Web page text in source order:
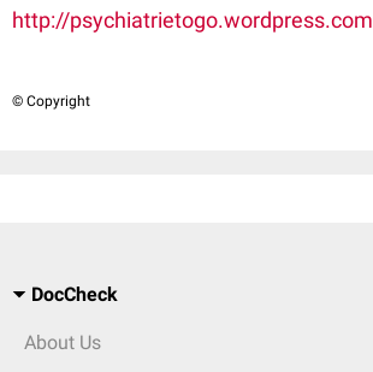
http://psychiatrietogo.wordpress.com
© Copyright
DocCheck
About Us